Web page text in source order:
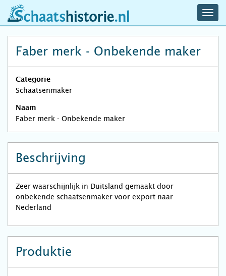
schaatshistorie.nl
Faber merk - Onbekende maker
Categorie
Schaatsenmaker
Naam
Faber merk - Onbekende maker
Beschrijving
Zeer waarschijnlijk in Duitsland gemaakt door
onbekende schaatsenmaker voor export naar
Nederland
Produktie